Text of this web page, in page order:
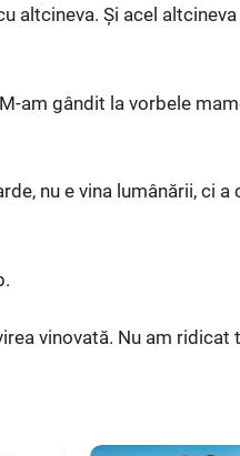
altcineva. Și acel altcineva
am gândit la vorbele
nu e vina lumânării, ci a
vinovată. Nu am ridicat